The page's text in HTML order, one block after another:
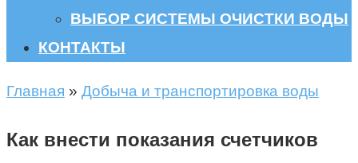
ВЫБОР СИСТЕМЫ ОЧИСТКИ ВОДЫ
КОНТАКТЫ
Главная » Добыча и транспортировка воды
Как внести показания счетчиков